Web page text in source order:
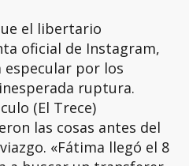
el libertario
oficial de Instagram,
especular por los
ruptura.
(El Trece)
las cosas antes del
«Fátima llegó el 8